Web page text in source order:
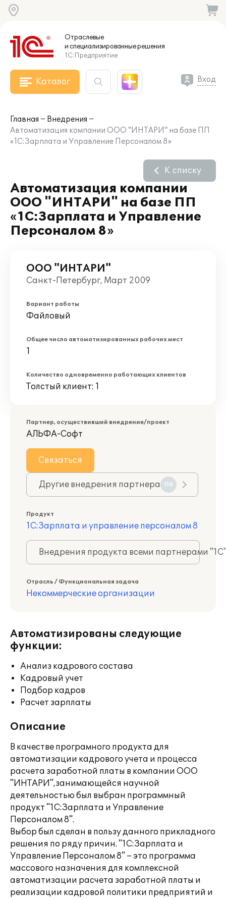
Отраслевые
и специализированныерешения
1С:Предприятие
Каталог Вход
Главная
Внедрения
Автоматизация компании ООО "ИНТАРИ" на базе ПП
«1С:Зарплата и Управление Персоналом 8»
Автоматизация компании
ООО "ИНТАРИ" на базе ПП
«1С:Зарплата и Управление
Персоналом 8»
К списку
ООО "ИНТАРИ"
Санкт-Петербург, Март 2009
Вариант работы
Файловый
Общее число автоматизированных рабочих мест
1
Количество одновременно работающих клиентов
Толстый клиент: 1
Партнер, осуществивший внедрение/проект
АЛЬФА-Софт
Связаться
Другие внедрения партнера 116
Продукт
1С:Зарплата и управление персоналом 8
Внедрения продукта всеми партнерами
Отрасль / Функциональная задача
Некоммерческие организации
Автоматизированы следующие
функции:
Анализ кадрового состава
Кадровый учет
Подбор кадров
Расчет зарплаты
Описание
В качестве програмного продукта для
автоматизации кадрового учета и процесса
расчета заработной платы в компании ООО
"ИНТАРИ",занимающейся научной
деятельностью был выбран программный
продукт "1С:Зарплата и Управление
Персоналом 8".
Выбор был сделан в пользу данного прикладного
решения по ряду причин. "1С:Зарплата и
Управление Персоналом 8" – это программа
массового назначения для комплексной
автоматизации расчета заработной платы и
реализации кадровой политики предприятий и